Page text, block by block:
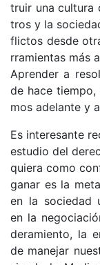
truir una cul­tu­ra
tros y la
flic­tos des­de
rra­mien­tas más
Apren­der a
de ha­ce
mos ade­lan­te y
Es in­te­re­san­te
es­tu­dio del
quie­ra co­mo
ga­nar es la
en la so­cie­dad
en la
de­ra­mien­to, la
de ma­ne­jar